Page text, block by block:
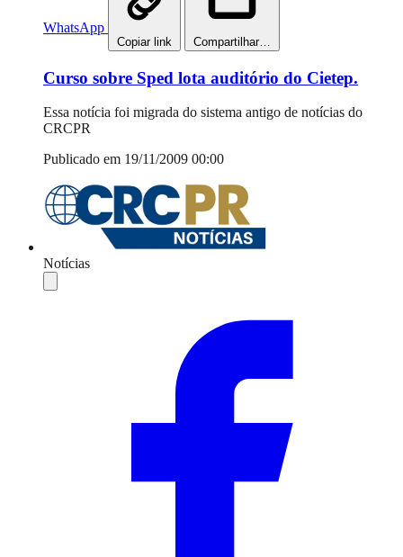
WhatsApp
Copiar link Compartilhar…
Curso sobre Sped lota auditório do Cietep.
Essa notícia foi migrada do sistema antigo de notícias do
CRCPR
Publicado em 19/11/2009 00:00
Notícias
Compartilhar